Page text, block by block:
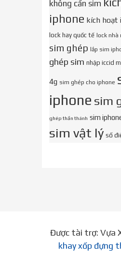
không cần sim
iphone kích hoạt
lock hay quốc tế lock nhà
sim ghép lắp sim
ghép sim nhập iccid
4g sim ghép cho iphone
iphone sim
ghép thần thánh sim
sim vật lý số
Được tài trợ: Vựa
khay xốp đựng